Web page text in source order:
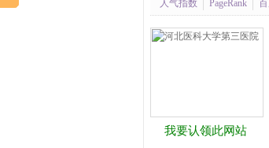
人气指数
PageRank
我要认领此网站